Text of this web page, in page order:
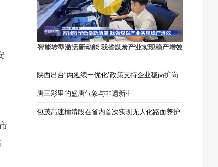
智能转型激活新动能 我省煤炭产业实现稳产增效
陕西出台“两延续一优化”政策支持企业稳岗扩岗
唐三彩里的盛唐气象与非遗新生
包茂高速榆靖段在省内首次实现无人化路面养护